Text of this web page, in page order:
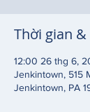
Thời gian
12:00 26 thg 6,
Jenkintown, 515
Jenkintown, PA